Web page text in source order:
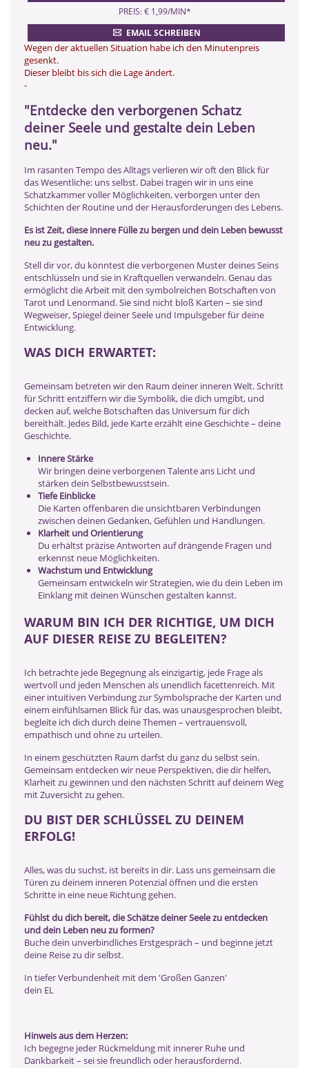
PREIS: € 1,99/MIN*
EMAIL SCHREIBEN
Wegen der aktuellen Situation habe ich den Minutenpreis
gesenkt.
Dieser bleibt bis sich die Lage ändert.
-
"Entdecke den verborgenen Schatz
deiner Seele und gestalte dein Leben
neu."
Im rasanten Tempo des Alltags verlieren wir oft den Blick für
das Wesentliche: uns selbst. Dabei tragen wir in uns eine
Schatzkammer voller Möglichkeiten, verborgen unter den
Schichten der Routine und der Herausforderungen des Lebens.
Es ist Zeit, diese innere Fülle zu bergen und dein Leben bewusst
neu zu gestalten.
Stell dir vor, du könntest die verborgenen Muster deines Seins
entschlüsseln und sie in Kraftquellen verwandeln. Genau das
ermöglicht die Arbeit mit den symbolreichen Botschaften von
Tarot und Lenormand. Sie sind nicht bloß Karten – sie sind
Wegweiser, Spiegel deiner Seele und Impulsgeber für deine
Entwicklung.
WAS DICH ERWARTET:
Gemeinsam betreten wir den Raum deiner inneren Welt. Schritt
für Schritt entziffern wir die Symbolik, die dich umgibt, und
decken auf, welche Botschaften das Universum für dich
bereithält. Jedes Bild, jede Karte erzählt eine Geschichte – deine
Geschichte.
Innere Stärke
Wir bringen deine verborgenen Talente ans Licht und
stärken dein Selbstbewusstsein.
Tiefe Einblicke
Die Karten offenbaren die unsichtbaren Verbindungen
zwischen deinen Gedanken, Gefühlen und Handlungen.
Klarheit und Orientierung
Du erhältst präzise Antworten auf drängende Fragen und
erkennst neue Möglichkeiten.
Wachstum und Entwicklung
Gemeinsam entwickeln wir Strategien, wie du dein Leben im
Einklang mit deinen Wünschen gestalten kannst.
WARUM BIN ICH DER RICHTIGE, UM DICH
AUF DIESER REISE ZU BEGLEITEN?
Ich betrachte jede Begegnung als einzigartig, jede Frage als
wertvoll und jeden Menschen als unendlich facettenreich. Mit
einer intuitiven Verbindung zur Symbolsprache der Karten und
einem einfühlsamen Blick für das, was unausgesprochen bleibt,
begleite ich dich durch deine Themen – vertrauensvoll,
empathisch und ohne zu urteilen.
In einem geschützten Raum darfst du ganz du selbst sein.
Gemeinsam entdecken wir neue Perspektiven, die dir helfen,
Klarheit zu gewinnen und den nächsten Schritt auf deinem Weg
mit Zuversicht zu gehen.
DU BIST DER SCHLÜSSEL ZU DEINEM
ERFOLG!
Alles, was du suchst, ist bereits in dir. Lass uns gemeinsam die
Türen zu deinem inneren Potenzial öffnen und die ersten
Schritte in eine neue Richtung gehen.
Fühlst du dich bereit, die Schätze deiner Seele zu entdecken
und dein Leben neu zu formen?
Buche dein unverbindliches Erstgespräch – und beginne jetzt
deine Reise zu dir selbst.
In tiefer Verbundenheit mit dem 'Großen Ganzen'
dein EL
Hinweis aus dem Herzen:
Ich begegne jeder Rückmeldung mit innerer Ruhe und
Dankbarkeit – sei sie freundlich oder herausfordernd.